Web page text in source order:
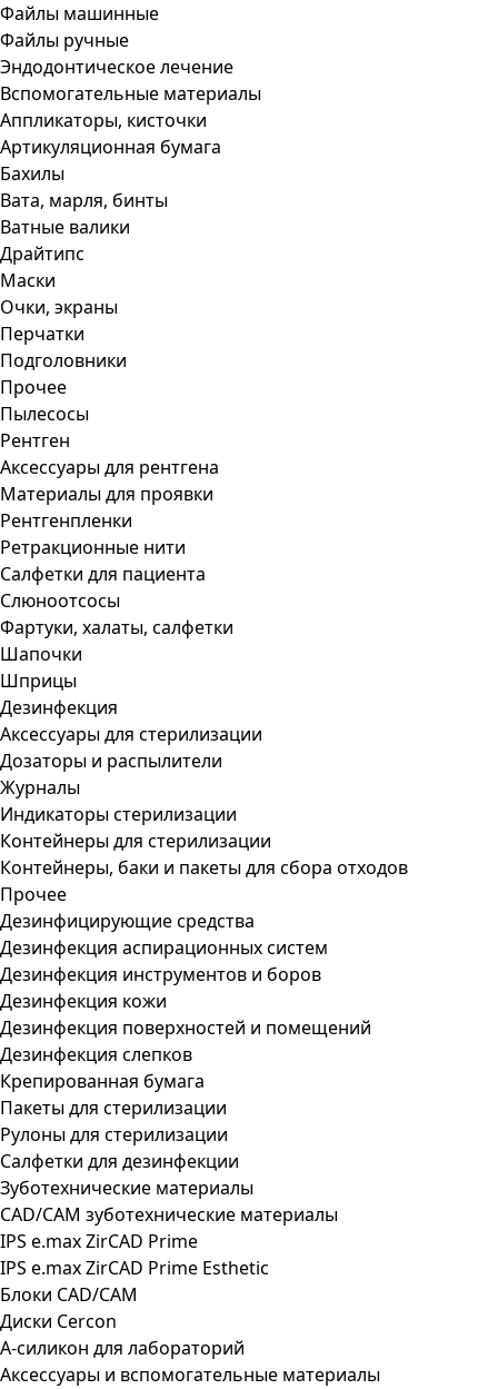
Файлы машинные
Файлы ручные
Эндодонтическое лечение
Вспомогательные материалы
Аппликаторы, кисточки
Артикуляционная бумага
Бахилы
Вата, марля, бинты
Ватные валики
Драйтипс
Маски
Очки, экраны
Перчатки
Подголовники
Прочее
Пылесосы
Рентген
Аксессуары для рентгена
Материалы для проявки
Рентгенпленки
Ретракционные нити
Салфетки для пациента
Слюноотсосы
Фартуки, халаты, салфетки
Шапочки
Шприцы
Дезинфекция
Аксессуары для стерилизации
Дозаторы и распылители
Журналы
Индикаторы стерилизации
Контейнеры для стерилизации
Контейнеры, баки и пакеты для сбора отходов
Прочее
Дезинфицирующие средства
Дезинфекция аспирационных систем
Дезинфекция инструментов и боров
Дезинфекция кожи
Дезинфекция поверхностей и помещений
Дезинфекция слепков
Крепированная бумага
Пакеты для стерилизации
Рулоны для стерилизации
Салфетки для дезинфекции
Зуботехнические материалы
CAD/CAM зуботехнические материалы
IPS e.max ZirCAD Prime
IPS e.max ZirCAD Prime Esthetic
Блоки CAD/CAM
Диски Cercon
А-силикон для лабораторий
Аксессуары и вспомогательные материалы